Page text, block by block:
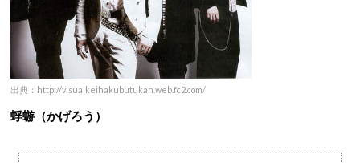
出典：http://visualkeihakubutukan.web.fc2.com/
蜉蝣（かげろう）